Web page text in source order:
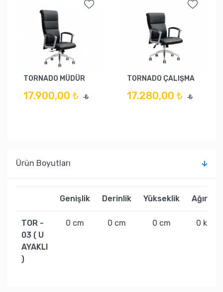
TORNADO MÜDÜR
17.900,00 ₺ ₺
TORNADO ÇALIŞMA
17.280,00 ₺ ₺
Ürün Boyutları
Genişlik Derinlik Yükseklik Ağırlık
TOR -
03 ( U
AYAKLI
)
0 cm 0 cm 0 cm 0 kg